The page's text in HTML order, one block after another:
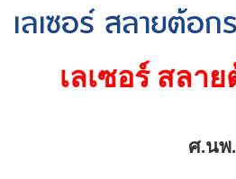
เลเซอร์ สลายต้อก
เลเซอร์ สลา
ศ.นพ